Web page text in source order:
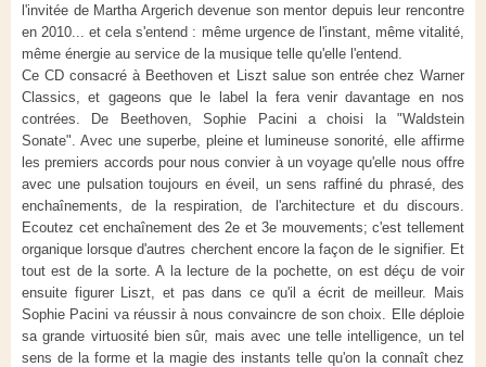
l'invitée de Martha Argerich devenue son mentor depuis leur rencontre
en 2010... et cela s'entend : même urgence de l'instant, même vitalité,
même énergie au service de la musique telle qu'elle l'entend.
Ce CD consacré à Beethoven et Liszt salue son entrée chez Warner
Classics, et gageons que le label la fera venir davantage en nos
contrées. De Beethoven, Sophie Pacini a choisi la "Waldstein
Sonate". Avec une superbe, pleine et lumineuse sonorité, elle affirme
les premiers accords pour nous convier à un voyage qu'elle nous offre
avec une pulsation toujours en éveil, un sens raffiné du phrasé, des
enchaînements, de la respiration, de l'architecture et du discours.
Ecoutez cet enchaînement des 2e et 3e mouvements; c'est tellement
organique lorsque d'autres cherchent encore la façon de le signifier. Et
tout est de la sorte. A la lecture de la pochette, on est déçu de voir
ensuite figurer Liszt, et pas dans ce qu'il a écrit de meilleur. Mais
Sophie Pacini va réussir à nous convaincre de son choix. Elle déploie
sa grande virtuosité bien sûr, mais avec une telle intelligence, un tel
sens de la forme et la magie des instants telle qu'on la connaît chez